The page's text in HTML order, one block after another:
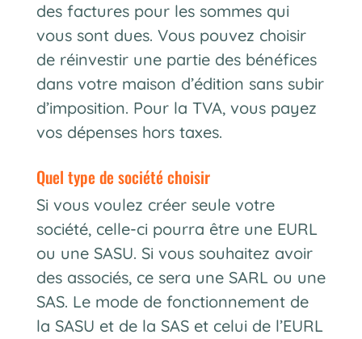
des factures pour les sommes qui
vous sont dues. Vous pouvez choisir
de réinvestir une partie des bénéfices
dans votre maison d’édition sans subir
d’imposition. Pour la TVA, vous payez
vos dépenses hors taxes.
quel type de société choisir
Si vous voulez créer seule votre
société, celle-ci pourra être une EURL
ou une SASU. Si vous souhaitez avoir
des associés, ce sera une SARL ou une
SAS. Le mode de fonctionnement de
la SASU et de la SAS et celui de l’EURL